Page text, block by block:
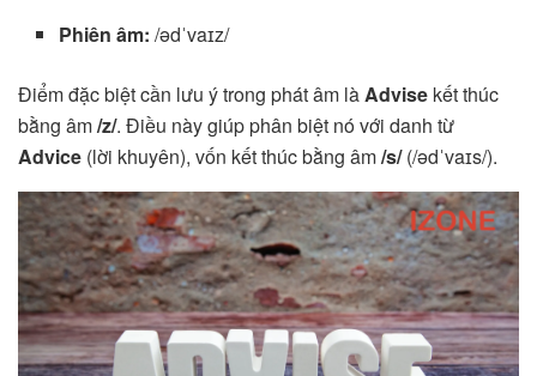
Phiên âm: /ədˈvaɪz/
Điểm đặc biệt cần lưu ý trong phát âm làAdvise kết thúc
bằng âm/z/. Điều này giúp phân biệt nó với danh từ
Advice (lời khuyên), vốn kết thúc bằng âm/s/(/ədˈvaɪs/).